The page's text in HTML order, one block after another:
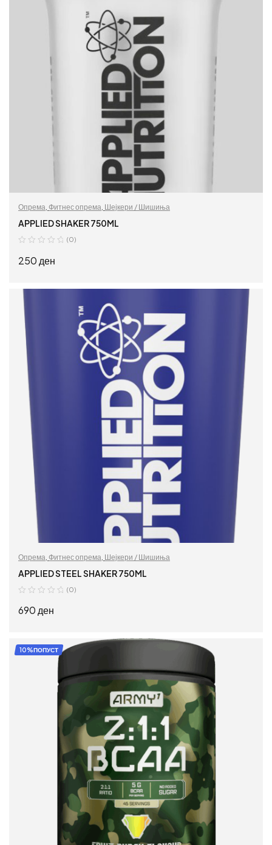
Опрема, Фитнес опрема, Шејкери / Шишиња
APPLIED SHAKER 750ML
(0)
250 ден
Опрема Фитнес опрема Шејкери / Шишиња
APPLIED STEEL SHAKER 750ML
(0)
690ден
10%ПОПУСТ